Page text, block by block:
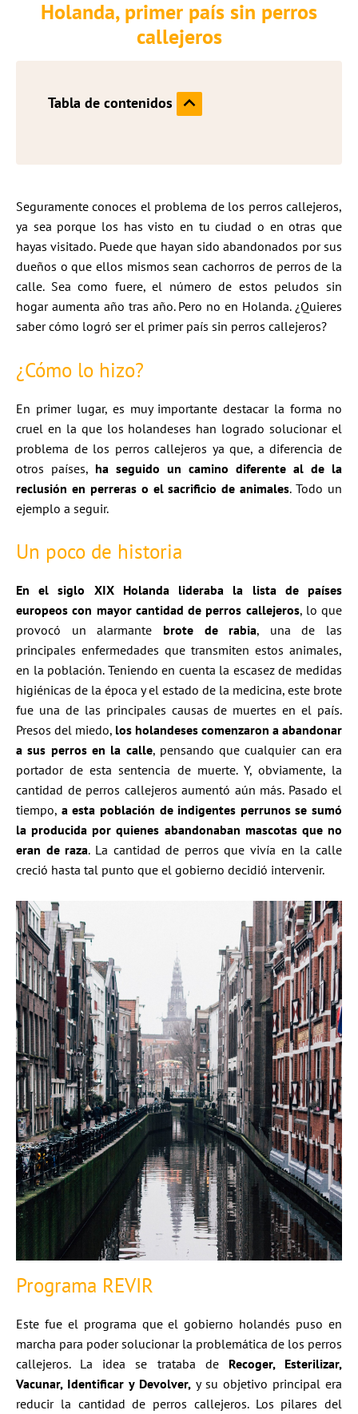
Holanda, primer país sin perros
callejeros
Tabla de contenidos
Seguramente conoces el problema de los perros callejeros,
ya sea porque los has visto en tu ciudad o en otras que
hayas visitado. Puede que hayan sido abandonados por sus
dueños o que ellos mismos sean cachorros de perros de la
calle. Sea como fuere, el número de estos peludos sin
hogar aumenta año tras año. Pero no en Holanda. ¿Quieres
saber cómo logró ser el primer país sin perros callejeros?
¿Cómo lo hizo?
En primer lugar, es muy importante destacar la forma no
cruel en la que los holandeses han logrado solucionar el
problema de los perros callejeros ya que, a diferencia de
otros países, ha seguido un camino diferente al de la
reclusión en perreras o el sacrificio de animales. Todo un
ejemplo a seguir.
Un poco de historia
En el siglo XIX Holanda lideraba la lista de países
europeos con mayor cantidad de perros callejeros, lo que
provocó un alarmante brote de rabia, una de las
principales enfermedades que transmiten estos animales,
en la población. Teniendo en cuenta la escasez de medidas
higiénicas de la época y el estado de la medicina, este brote
fue una de las principales causas de muertes en el país.
Presos del miedo, los holandeses comenzaron a abandonar
a sus perros en la calle, pensando que cualquier can era
portador de esta sentencia de muerte. Y, obviamente, la
cantidad de perros callejeros aumentó aún más. Pasado el
tiempo, a esta población de indigentes perrunos se sumó
la producida por quienes abandonaban mascotas que no
eran de raza. La cantidad de perros que vivía en la calle
creció hasta tal punto que el gobierno decidió intervenir.
Programa REVIR
Este fue el programa que el gobierno holandés puso en
marcha para poder solucionar la problemática de los perros
callejeros. La idea se trataba de Recoger, Esterilizar,
Vacunar, Identificar y Devolver, y su objetivo principal era
reducir la cantidad de perros callejeros. Los pilares del